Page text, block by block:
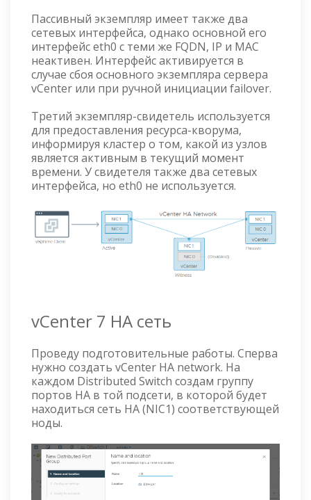
Пассивный экземпляр имеет также два
сетевых интерфейса, однако основной его
интерфейс eth0 с теми же FQDN, IP и MAC
неактивен. Интерфейс активируется в
случае сбоя основного экземпляра сервера
vCenter или при ручной инициации failover.
Третий экземпляр-свидетель используется
для предоставления ресурса-кворума,
информируя кластер о том, какой из узлов
является активным в текущий момент
времени. У свидетеля также два сетевых
интерфейса, но eth0 не используется.
vCenter 7 HA сеть
Проведу подготовительные работы. Сперва
нужно создать vCenter HA network. На
каждом Distributed Switch создам группу
портов HA в той подсети, в которой будет
находиться сеть HA (NIC1) соответствующей
ноды.